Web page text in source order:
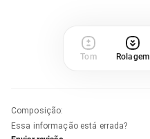
Tom Rolagem
Composição:
Essa informação está errada?